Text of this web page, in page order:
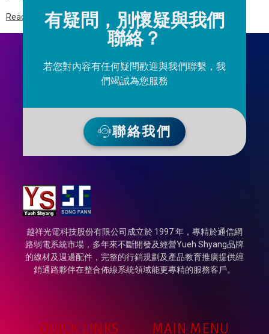
Read more有疑問，別懷疑與我們
聯絡？
若您對內容有任何疑問歡迎與我們聯繫，我
們竭誠為您服務
聯絡我們
越祥光電科技股份有限公司成立於 1997 年，專精於通信網
路弱電系統市場，多年來不斷開發及經營Yueh Shyang品牌
的線材及週邊配件，完整的行銷規劃及產品教育推廣提供經
銷通路夥伴在整合佈線系統領域能更專精的服務客戶。
QUICK LINKS MAIN MENU